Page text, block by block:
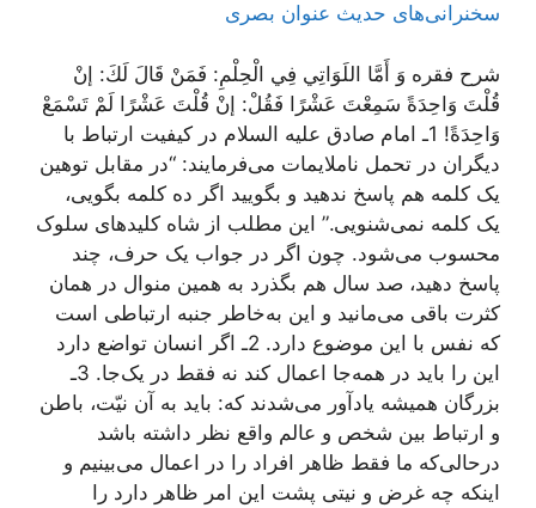
سخنرانی‌های حدیث عنوان بصری
شرح فقره وَ أَمَّا اللَوَاتِي‌ فِي‌ الْحِلْمِ: فَمَنْ قَالَ لَكَ: إنْ
قُلْتَ وَاحِدَةً سَمِعْتَ عَشْرًا فَقُلْ: إنْ قُلْتَ عَشْرًا لَمْ تَسْمَعْ
وَاحِدَةً! 1ـ امام صادق علیه السلام در کیفیت ارتباط با
دیگران در تحمل ناملایمات می‌فرمایند: “در مقابل توهین
یک کلمه هم پاسخ ندهید و بگویید اگر ده کلمه بگویی،
یک کلمه نمی‌شنویی.” این مطلب از شاه‌ کلیدهای سلوک
محسوب می‌شود. چون اگر در جواب یک حرف، چند
پاسخ دهید، صد سال هم بگذرد به همین منوال در همان
کثرت باقی می‌مانید و این به‌خاطر جنبه ارتباطی است
که نفس با این موضوع دارد. 2ـ اگر انسان تواضع دارد
این را باید در همه‌جا اعمال کند نه فقط در یک‌جا. 3ـ
بزرگان همیشه یادآور می‌شدند که: باید به آن نیّت، باطن
و ارتباط بین شخص و عالم واقع نظر داشته باشد
درحالی‌که ما فقط ظاهر افراد را در اعمال می‌بینیم و
اینکه چه غرض و نیتی پشت این امر ظاهر دارد را